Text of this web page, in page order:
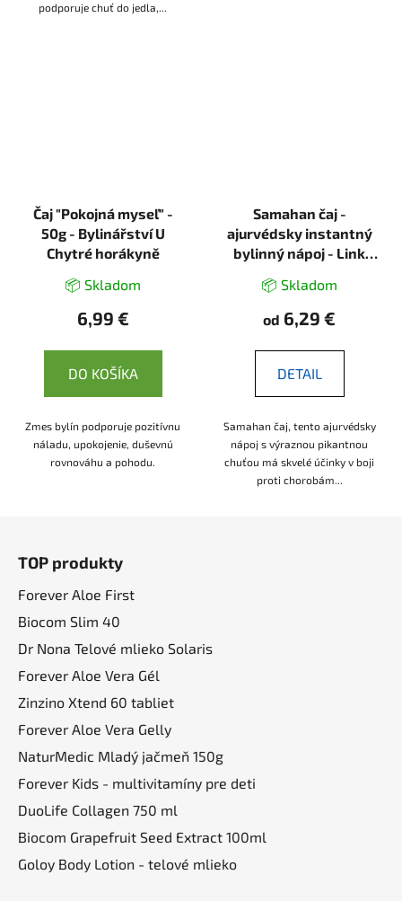
podporuje chuť do jedla,...
Čaj "Pokojná myseľ" -
50g - Bylinářství U
Chytré horákyně
📦 Skladom
6,99 €
DO KOŠÍKA
Zmes bylín podporuje pozitívnu
náladu, upokojenie, duševnú
rovnováhu a pohodu.
Samahan čaj -
ajurvédsky instantný
bylinný nápoj - Link
📦 Skladom
od 6,29 €
DETAIL
Samahan čaj, tento ajurvédsky
nápoj s výraznou pikantnou
chuťou má skvelé účinky v boji
proti chorobám...
TOP produkty
Forever Aloe First
Biocom Slim 40
Dr Nona Telové mlieko Solaris
Forever Aloe Vera Gél
Zinzino Xtend 60 tabliet
Forever Aloe Vera Gelly
NaturMedic Mladý jačmeň 150g
Forever Kids - multivitamíny pre deti
DuoLife Collagen 750 ml
Biocom Grapefruit Seed Extract 100ml
Goloy Body Lotion - telové mlieko